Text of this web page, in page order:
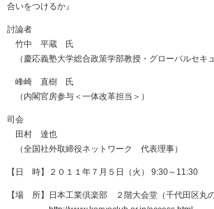
合いをつけるか』
討論者
竹中 平蔵 氏
（慶応義塾大学総合政策学部教授・グローバルセキ
峰崎 直樹 氏
（内閣官房参与＜一体改革担当＞）
司会
田村 達也
（全国社外取締役ネットワーク 代表理事）
【日 時】２０１１年７月５日（火） 9:30～11:30
【場 所】日本工業倶楽部 ２階大会堂（千代田区丸の